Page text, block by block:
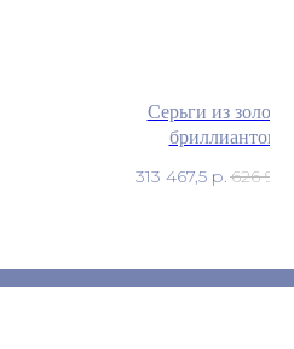
Серьги из золота
бриллиантом
313 467,5 р.626 935